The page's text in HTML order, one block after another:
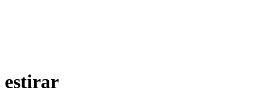
estirar